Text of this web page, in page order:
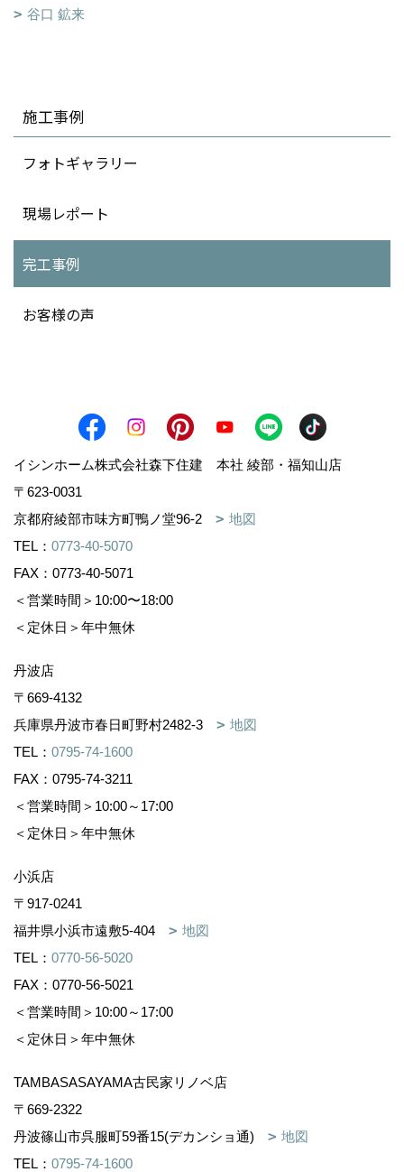
谷口 鉱来
施工事例
フォトギャラリー
現場レポート
完工事例
お客様の声
イシンホーム株式会社森下住建 本社 綾部・福知山店
〒623-0031
京都府綾部市味方町鴨ノ堂96-2
地図
TEL： 0773-40-5070
FAX：0773-40-5071
＜営業時間＞10:00〜18:00
＜定休日＞年中無休
丹波店
〒669-4132
兵庫県丹波市春日町野村2482-3
地図
TEL： 0795-74-1600
FAX：0795-74-3211
＜営業時間＞10:00～17:00
＜定休日＞年中無休
小浜店
〒917-0241
福井県小浜市遠敷5-404
地図
TEL： 0770-56-5020
FAX：0770-56-5021
＜営業時間＞10:00～17:00
＜定休日＞年中無休
TAMBASASAYAMA古民家リノベ店
〒669-2322
丹波篠山市呉服町59番15(デカンショ通)
地図
TEL： 0795-74-1600